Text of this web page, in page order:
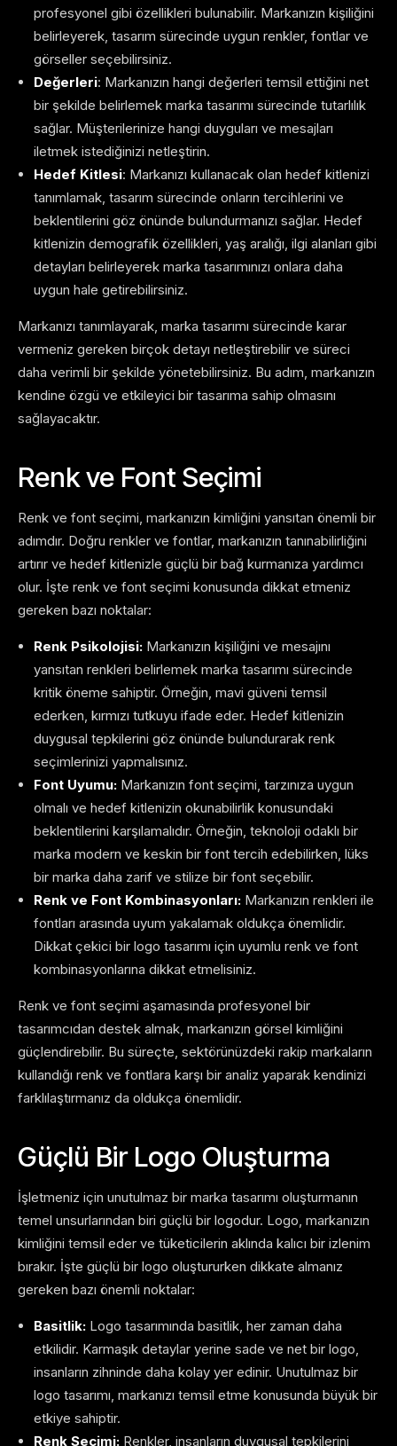
profesyonel gibi özellikleri bulunabilir. Markanızın kişiliğini
belirleyerek, tasarım sürecinde uygun renkler, fontlar ve
görseller seçebilirsiniz.
Değerleri: Markanızın hangi değerleri temsil ettiğini net
bir şekilde belirlemek marka tasarımı sürecinde tutarlılık
sağlar. Müşterilerinize hangi duyguları ve mesajları
iletmek istediğinizi netleştirin.
Hedef Kitlesi: Markanızı kullanacak olan hedef kitlenizi
tanımlamak, tasarım sürecinde onların tercihlerini ve
beklentilerini göz önünde bulundurmanızı sağlar. Hedef
kitlenizin demografik özellikleri, yaş aralığı, ilgi alanları gibi
detayları belirleyerek marka tasarımınızı onlara daha
uygun hale getirebilirsiniz.
Markanızı tanımlayarak, marka tasarımı sürecinde karar
vermeniz gereken birçok detayı netleştirebilir ve süreci
daha verimli bir şekilde yönetebilirsiniz. Bu adım, markanızın
kendine özgü ve etkileyici bir tasarıma sahip olmasını
sağlayacaktır.
Renk ve Font Seçimi
Renk ve font seçimi, markanızın kimliğini yansıtan önemli bir
adımdır. Doğru renkler ve fontlar, markanızın tanınabilirliğini
artırır ve hedef kitlenizle güçlü bir bağ kurmanıza yardımcı
olur. İşte renk ve font seçimi konusunda dikkat etmeniz
gereken bazı noktalar:
Renk Psikolojisi: Markanızın kişiliğini ve mesajını
yansıtan renkleri belirlemek marka tasarımı sürecinde
kritik öneme sahiptir. Örneğin, mavi güveni temsil
ederken, kırmızı tutkuyu ifade eder. Hedef kitlenizin
duygusal tepkilerini göz önünde bulundurarak renk
seçimlerinizi yapmalısınız.
Font Uyumu: Markanızın font seçimi, tarzınıza uygun
olmalı ve hedef kitlenizin okunabilirlik konusundaki
beklentilerini karşılamalıdır. Örneğin, teknoloji odaklı bir
marka modern ve keskin bir font tercih edebilirken, lüks
bir marka daha zarif ve stilize bir font seçebilir.
Renk ve Font Kombinasyonları: Markanızın renkleri ile
fontları arasında uyum yakalamak oldukça önemlidir.
Dikkat çekici bir logo tasarımı için uyumlu renk ve font
kombinasyonlarına dikkat etmelisiniz.
Renk ve font seçimi aşamasında profesyonel bir
tasarımcıdan destek almak, markanızın görsel kimliğini
güçlendirebilir. Bu süreçte, sektörünüzdeki rakip markaların
kullandığı renk ve fontlara karşı bir analiz yaparak kendinizi
farklılaştırmanız da oldukça önemlidir.
Güçlü Bir Logo Oluşturma
İşletmeniz için unutulmaz bir marka tasarımı oluşturmanın
temel unsurlarından biri güçlü bir logodur. Logo, markanızın
kimliğini temsil eder ve tüketicilerin aklında kalıcı bir izlenim
bırakır. İşte güçlü bir logo oluştururken dikkate almanız
gereken bazı önemli noktalar:
Basitlik: Logo tasarımında basitlik, her zaman daha
etkilidir. Karmaşık detaylar yerine sade ve net bir logo,
insanların zihninde daha kolay yer edinir. Unutulmaz bir
logo tasarımı, markanızı temsil etme konusunda büyük bir
etkiye sahiptir.
Renk Seçimi: Renkler, insanların duygusal tepkilerini